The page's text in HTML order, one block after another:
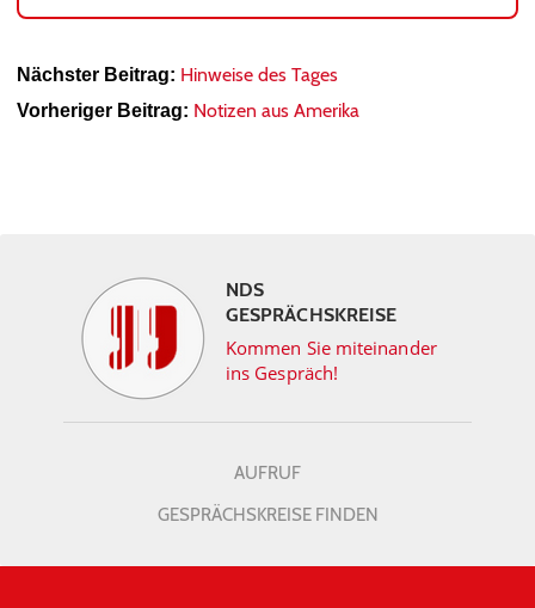
Nächster Beitrag: Hinweise des Tages
Vorheriger Beitrag: Notizen aus Amerika
NDS
GESPRÄCHSKREISE
Kommen Sie miteinander
ins Gespräch!
AUFRUF
GESPRÄCHSKREISE FINDEN